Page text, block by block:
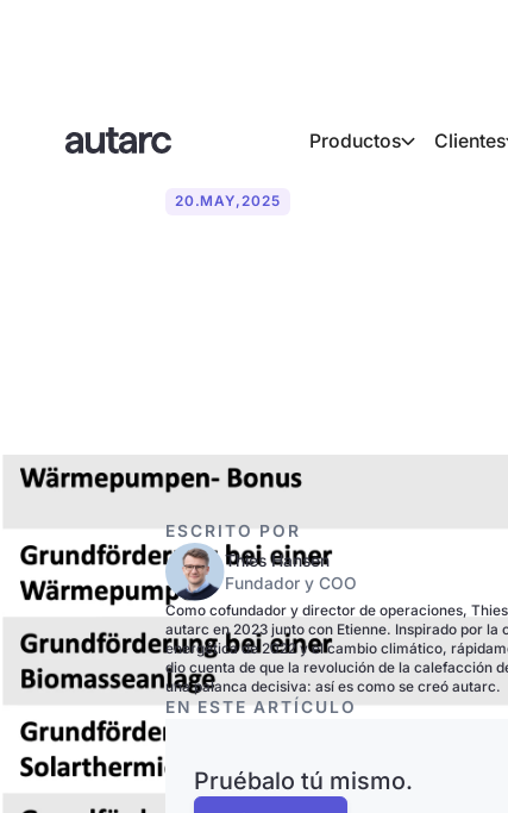
Productos Clientes
20.MAY,2025
ESCRITO POR
Thies Hansen
Fundador y COO
Como cofundador y director de operaciones,
autarc en 2023 junto con Etienne. Inspirado por la
energética de 2022 y el cambio climático,
dio cuenta de que la revolución de la calefacción
una palanca decisiva: así es como se creó autarc.
EN ESTE ARTÍCULO
Pruébalo tú mismo.